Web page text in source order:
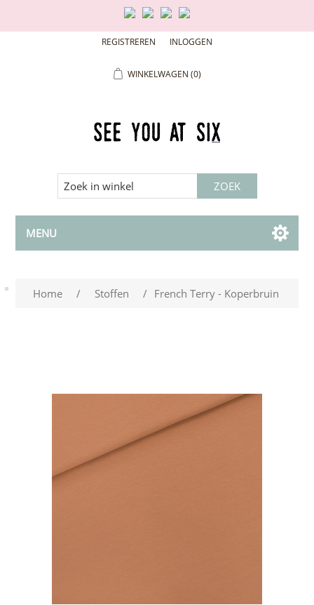
REGISTREREN INLOGGEN
WINKELWAGEN (0)
MENU
Home / Stoffen / French Terry - Koperbruin